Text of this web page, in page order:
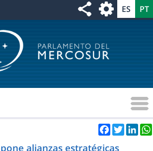
Facebook
Twitter
alianzas estratégicas